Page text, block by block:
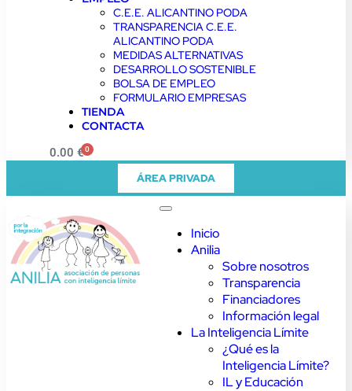
C.E.E. ALICANTINO PODA
TRANSPARENCIA C.E.E.
ALICANTINO PODA
MEDIDAS ALTERNATIVAS
DESARROLLO SOSTENIBLE
BOLSA DE EMPLEO
FORMULARIO EMPRESAS
TIENDA
CONTACTA
0.00 €0
ÁREA PRIVADA
Inicio
Anilia
Sobre nosotros
Transparencia
Financiadores
Información legal
La Inteligencia Límite
¿Qué es la
Inteligencia Límite?
IL y Educación